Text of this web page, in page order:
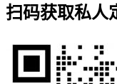
扫码获取私人